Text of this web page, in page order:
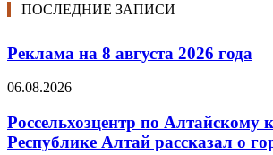
ПОСЛЕДНИЕ ЗАПИСИ
Реклама на 8 августа 2026 года
06.08.2026
Россельхозцентр по Алтайскому
Республике Алтай рассказал о